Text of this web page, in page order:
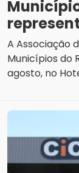
A Associação
Municípios do
agosto, no